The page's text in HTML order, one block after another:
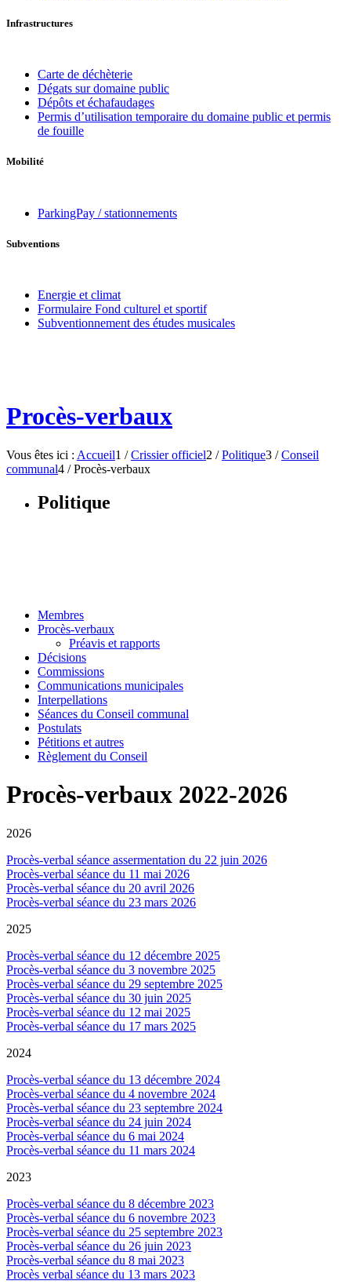
Infrastructures
Carte de déchèterie
Dégats sur domaine public
Dépôts et échafaudages
Permis d’utilisation temporaire du domaine public et permis
de fouille
Mobilité
ParkingPay / stationnements
Subventions
Energie et climat
Formulaire Fond culturel et sportif
Subventionnement des études musicales
Procès-verbaux
Vous êtes ici : Accueil1 / Crissier officiel2 / Politique3 / Conseil
communal4 / Procès-verbaux
Politique
Membres
Procès-verbaux
Préavis et rapports
Décisions
Commissions
Communications municipales
Interpellations
Séances du Conseil communal
Postulats
Pétitions et autres
Règlement du Conseil
Procès-verbaux 2022-2026
2026
Procès-verbal séance assermentation du 22 juin 2026
Procès-verbal séance du 11 mai 2026
Procès-verbal séance du 20 avril 2026
Procès-verbal séance du 23 mars 2026
2025
Procès-verbal séance du 12 décembre 2025
Procès-verbal séance du 3 novembre 2025
Procès-verbal séance du 29 septembre 2025
Procès-verbal séance du 30 juin 2025
Procès-verbal séance du 12 mai 2025
Procès-verbal séance du 17 mars 2025
2024
Procès-verbal séance du 13 décembre 2024
Procès-verbal séance du 4 novembre 2024
Procès-verbal séance du 23 septembre 2024
Procès-verbal séance du 24 juin 2024
Procès-verbal séance du 6 mai 2024
Procès-verbal séance du 11 mars 2024
2023
Procès-verbal séance du 8 décembre 2023
Procès-verbal séance du 6 novembre 2023
Procès-verbal séance du 25 septembre 2023
Procès-verbal séance du 26 juin 2023
Procès-verbal séance du 8 mai 2023
Procès verbal séance du 13 mars 2023